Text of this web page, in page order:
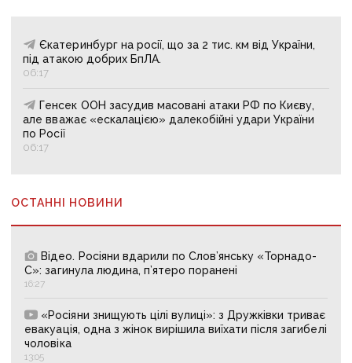
Єкатеринбург на росії, що за 2 тис. км від України,
під атакою добрих БпЛА.
06:17
Генсек ООН засудив масовані атаки РФ по Києву,
але вважає «ескалацією» далекобійні удари України
по Росії
06:17
ОСТАННІ НОВИНИ
Відео. Росіяни вдарили по Слов’янську «Торнадо-
С»: загинула людина, п’ятеро поранені
16:27
«Росіяни знищують цілі вулиці»: з Дружківки триває
евакуація, одна з жінок вирішила виїхати після загибелі
чоловіка
13:05